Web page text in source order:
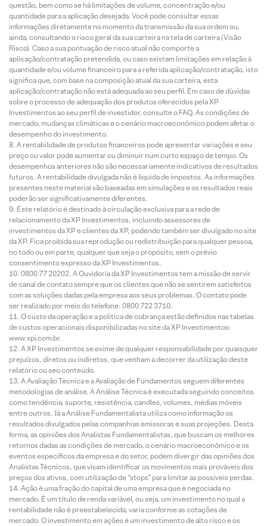
questão, bem como se há limitações de volume, concentração e/ou
quantidade para a aplicação desejada. Você pode consultar essas
informações diretamente no momento da transmissão da sua ordem ou,
ainda, consultando o risco geral da sua carteira na tela de carteira (Visão
Risco). Caso a sua pontuação de risco atual não comporte a
aplicação/contratação pretendida, ou caso existam limitações em relação à
quantidade e/ou volume financeiro para a referida aplicação/contratação, isto
significa que, com base na composição atual da sua carteira, esta
aplicação/contratação não está adequada ao seu perfil. Em caso de dúvidas
sobre o processo de adequação dos produtos oferecidos pela XP
Investimentos ao seu perfil de investidor, consulte o FAQ. As condições de
mercado, mudanças climáticas e o cenário macroeconômico podem afetar o
desempenho do investimento.
A rentabilidade de produtos financeiros pode apresentar variações e seu
preço ou valor pode aumentar ou diminuir num curto espaço de tempo. Os
desempenhos anteriores não são necessariamente indicativos de resultados
futuros. A rentabilidade divulgada não é líquida de impostos. As informações
presentes neste material são baseadas em simulações e os resultados reais
poderão ser significativamente diferentes.
Este relatório é destinado à circulação exclusiva para a rede de
relacionamento da XP Investimentos, incluindo assessores de
investimentos da XP e clientes da XP, podendo também ser divulgado no site
da XP. Fica proibida sua reprodução ou redistribuição para qualquer pessoa,
no todo ou em parte, qualquer que seja o propósito, sem o prévio
consentimento expresso da XP Investimentos.
0800 77 20202. A Ouvidoria da XP Investimentos tem a missão de servir
de canal de contato sempre que os clientes que não se sentirem satisfeitos
com as soluções dadas pela empresa aos seus problemas. O contato pode
ser realizado por meio do telefone: 0800 722 3710.
O custo da operação e a política de cobrança estão definidos nas tabelas
de custos operacionais disponibilizadas no site da XP Investimentos:
www.xpi.com.br.
A XP Investimentos se exime de qualquer responsabilidade por quaisquer
prejuízos, diretos ou indiretos, que venham a decorrer da utilização deste
relatório ou seu conteúdo.
A Avaliação Técnica e a Avaliação de Fundamentos seguem diferentes
metodologias de análise. A Análise Técnica é executada seguindo conceitos
como tendência, suporte, resistência, candles, volumes, médias móveis
entre outros. Já a Análise Fundamentalista utiliza como informação os
resultados divulgados pelas companhias emissoras e suas projeções. Desta
forma, as opiniões dos Analistas Fundamentalistas, que buscam os melhores
retornos dadas as condições de mercado, o cenário macroeconômico e os
eventos específicos da empresa e do setor, podem divergir das opiniões dos
Analistas Técnicos, que visam identificar os movimentos mais prováveis dos
preços dos ativos, com utilização de “stops” para limitar as possíveis perdas.
Ação é uma fração do capital de uma empresa que é negociada no
mercado. É um título de renda variável, ou seja, um investimento no qual a
rentabilidade não é preestabelecida, varia conforme as cotações de
mercado. O investimento em ações é um investimento de alto risco e os